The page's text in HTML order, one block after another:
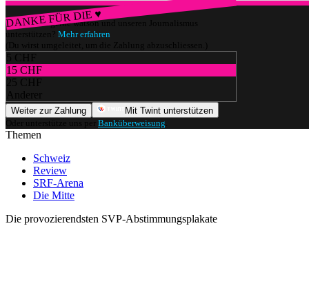
DANKE FÜR DIE ♥
Würdest du gerne watson und unseren Journalismus
unterstützen? Mehr erfahren
(Du wirst umgeleitet, um die Zahlung abzuschliessen.)
5 CHF
15 CHF
25 CHF
Anderer
Weiter zur Zahlung
Mit Twint unterstützen
Oder unterstütze uns per Banküberweisung
Themen
Schweiz
Review
SRF-Arena
Die Mitte
Die provozierendsten SVP-Abstimmungsplakate